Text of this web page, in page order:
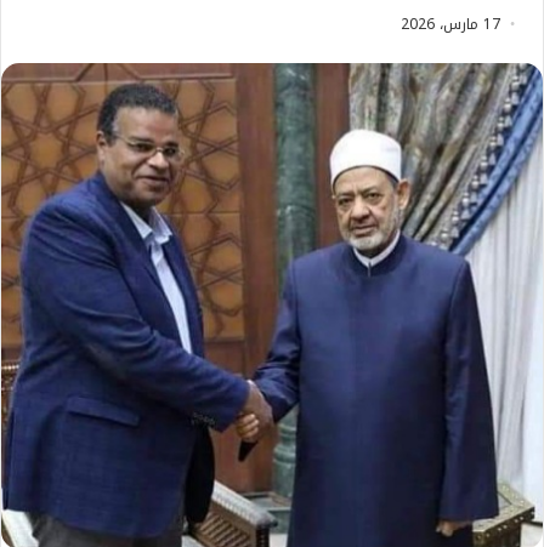
17 مارس، 2026